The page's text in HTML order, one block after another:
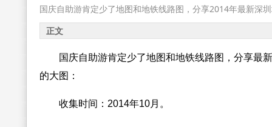
国庆自助游肯定少了地图和地铁线路图，分享2014年最新深
正文
国庆自助游肯定少了地图和地铁线路图，分享最
的大图：
收集时间：2014年10月。